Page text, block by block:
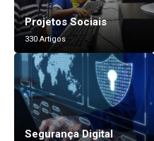
Projetos Sociais
330 Artigos
Segurança Digital